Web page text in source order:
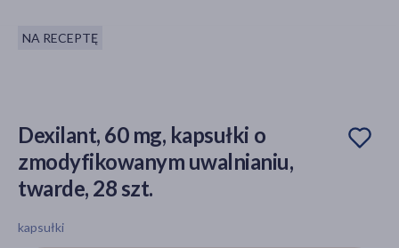
Hit
Hit
makijażu
NA RECEPTĘ
Dexilant, 60 mg, kapsułki o
zmodyfikowanym uwalnianiu,
twarde, 28 szt.
kapsułki